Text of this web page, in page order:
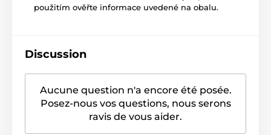
použitím ověřte informace uvedené na obalu.
Discussion
Aucune question n'a encore été posée.
Posez-nous vos questions, nous serons
ravis de vous aider.